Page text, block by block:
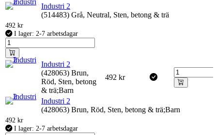
Industri 2
(514483) Grå, Neutral, Sten, betong & trä
492 kr
I lager: 2-7 arbetsdagar
Industri 2
(428063) Brun,
Röd, Sten, betong
& trä;Barn
492 kr
Industri 2
(428063) Brun, Röd, Sten, betong & trä;Barn
492 kr
I lager: 2-7 arbetsdagar